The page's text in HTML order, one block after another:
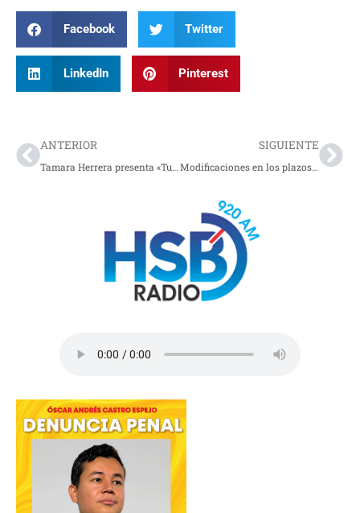
Facebook Twitter
LinkedIn Pinterest
ANTERIOR
Tamara Herrera presenta «Tu loba» una oda a la fortaleza femenina
SIGUIENTE
Modificaciones en los plazos para registrarse en el Sisbén